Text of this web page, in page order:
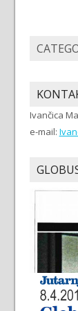
Ivančica
e-mail: